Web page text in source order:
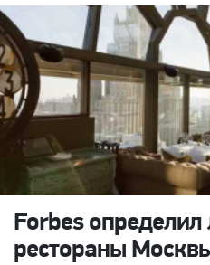
Forbes
рестораны